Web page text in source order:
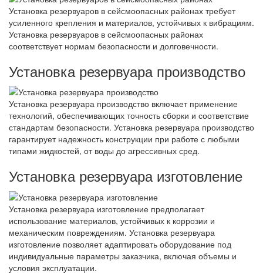
Установка резервуаров в сейсмоопасных районах требует
усиленного крепления и материалов, устойчивых к вибрациям.
Установка резервуаров в сейсмоопасных районах
соответствует нормам безопасности и долговечности.
Установка резервуара производство
Установка резервуара производство включает применение
технологий, обеспечивающих точность сборки и соответствие
стандартам безопасности. Установка резервуара производство
гарантирует надежность конструкции при работе с любыми
типами жидкостей, от воды до агрессивных сред.
Установка резервуара изготовление
Установка резервуара изготовление предполагает
использование материалов, устойчивых к коррозии и
механическим повреждениям. Установка резервуара
изготовление позволяет адаптировать оборудование под
индивидуальные параметры заказчика, включая объемы и
условия эксплуатации.